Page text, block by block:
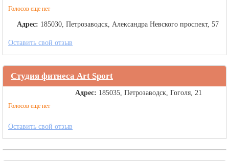
Голосов еще нет
Адрес: 185030, Петрозаводск, Александра Невского проспект, 57
Оставить свой отзыв
Студия фитнеса Art Sport
Голосов еще нет
Адрес: 185035, Петрозаводск, Гоголя, 21
Оставить свой отзыв